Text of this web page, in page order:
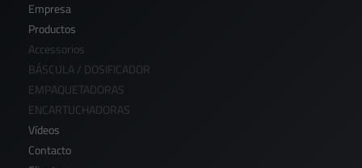
Empresa
Productos
Accessorios
BÁSCULA / DOSIFICADOR
EMPAQUETADORAS
ENCARTUCHADORAS
Vídeos
Contacto